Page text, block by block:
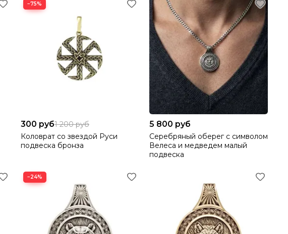
−75%
300 руб1 200 руб
Коловрат со звездой Руси
подвеска бронза
5 800 руб
Серебряный оберег с символом
Велеса и медведем малый
подвеска
−24%